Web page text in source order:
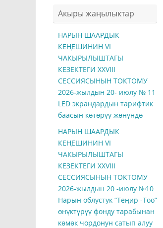
Акыры жаңылыктар
НАРЫН ШААРДЫК
КЕҢЕШИНИН VI
ЧАКЫРЫЛЫШТАГЫ
КЕЗЕКТЕГИ ХXVIII
СЕССИЯСЫНЫН ТОКТОМУ
2026-жылдын 20- июлу № 11
LED экрандардын тарифтик
баасын көтөрүү жөнүндө
НАРЫН ШААРДЫК
КЕҢЕШИНИН VI
ЧАКЫРЫЛЫШТАГЫ
КЕЗЕКТЕГИ ХXVIII
СЕССИЯСЫНЫН ТОКТОМУ
2026-жылдын 20 -июлу №10
Нарын облустук “Теңир -Тоо”
өнүктүрүү фонду тарабынан
көмөк чордонун сатып алуу